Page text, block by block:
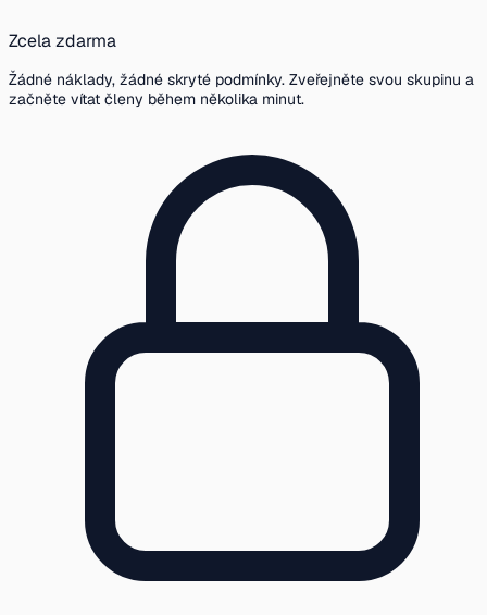
Zcela zdarma
Žádné náklady, žádné skryté podmínky. Zveřejněte svou skupinu a
začněte vítat členy během několika minut.